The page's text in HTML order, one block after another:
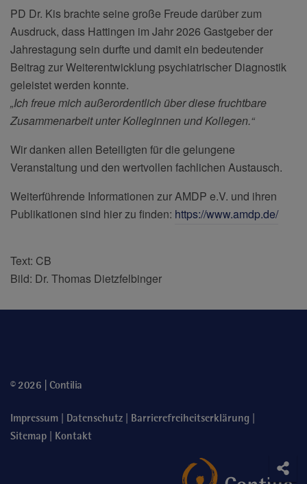
PD Dr. Kis brachte seine große Freude darüber zum
Ausdruck, dass Hattingen im Jahr 2026 Gastgeber der
Jahrestagung sein durfte und damit ein bedeutender
Beitrag zur Weiterentwicklung psychiatrischer Diagnostik
geleistet werden konnte.
„Ich freue mich außerordentlich über diese fruchtbare
Zusammenarbeit unter Kolleginnen und Kollegen.“
Wir danken allen Beteiligten für die gelungene
Veranstaltung und den wertvollen fachlichen Austausch.
Weiterführende Informationen zur AMDP e.V. und ihren
Publikationen sind hier zu finden: https://www.amdp.de/
Text: CB
Bild: Dr. Thomas Dietzfelbinger
© 2026 | Contilia
Impressum | Datenschutz | Barrierefreiheitserklärung |
Sitemap | Kontakt